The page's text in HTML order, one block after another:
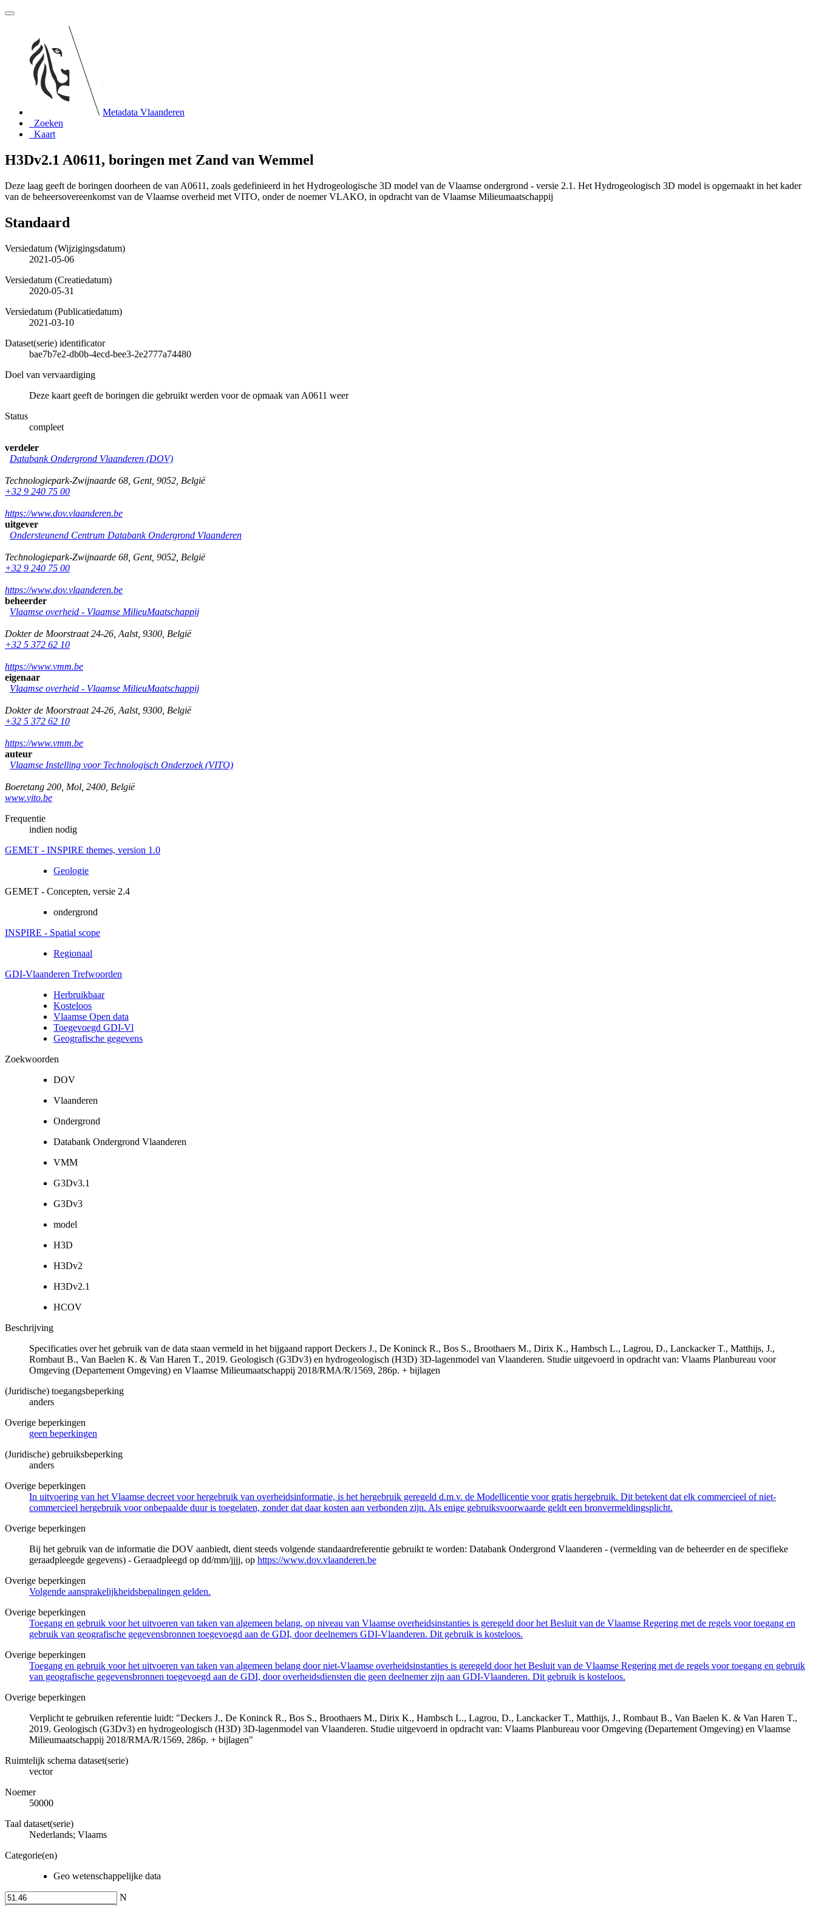
Metadata Vlaanderen
Zoeken
Kaart
H3Dv2.1 A0611, boringen met Zand van Wemmel
Deze laag geeft de boringen doorheen de van A0611, zoals gedefinieerd in het Hydrogeologische 3D model van de Vlaamse ondergrond - versie 2.1. Het Hydrogeologisch 3D model is opgemaakt in het kader
van de beheersovereenkomst van de Vlaamse overheid met VITO, onder de noemer VLAKO, in opdracht van de Vlaamse Milieumaatschappij
Standaard
Versiedatum (Wijzigingsdatum)
2021-05-06
Versiedatum (Creatiedatum)
2020-05-31
Versiedatum (Publicatiedatum)
2021-03-10
Dataset(serie) identificator
bae7b7e2-db0b-4ecd-bee3-2e2777a74480
Doel van vervaardiging
Deze kaart geeft de boringen die gebruikt werden voor de opmaak van A0611 weer
Status
compleet
verdeler
Databank Ondergrond Vlaanderen (DOV)
Technologiepark-Zwijnaarde 68 Gent, 9052 België
+32 9 240 75 00
https://www.dov.vlaanderen.be
uitgever
Ondersteunend Centrum Databank Ondergrond Vlaanderen
Technologiepark-Zwijnaarde 68 Gent, 9052 België
+32 9 240 75 00
https://www.dov.vlaanderen.be
beheerder
Vlaamse overheid - Vlaamse MilieuMaatschappij
Dokter de Moorstraat 24-26 Aalst, 9300 België
+32 5 372 62 10
https://www.vmm.be
eigenaar
Vlaamse overheid - Vlaamse MilieuMaatschappij
Dokter de Moorstraat 24-26 Aalst, 9300 België
+32 5 372 62 10
https://www.vmm.be
auteur
Vlaamse Instelling voor Technologisch Onderzoek (VITO)
Boeretang 200 Mol 2400 België
www.vito.be
Frequentie
indien nodig
GEMET - INSPIRE themes, version 1.0
Geologie
GEMET - Concepten, versie 2.4
ondergrond
INSPIRE - Spatial scope
Regionaal
GDI-Vlaanderen Trefwoorden
Herbruikbaar
Kosteloos
Vlaamse Open data
Toegevoegd GDI-Vl
Geografische gegevens
Zoekwoorden
DOV
Vlaanderen
Ondergrond
Databank Ondergrond Vlaanderen
VMM
G3Dv3.1
G3Dv3
model
H3D
H3Dv2
H3Dv2.1
HCOV
Beschrijving
Specificaties over het gebruik van de data staan vermeld in het bijgaand rapport Deckers J., De Koninck R., Bos S., Broothaers M., Dirix K., Hambsch L., Lagrou, D., Lanckacker T., Matthijs, J.,
Rombaut B., Van Baelen K. & Van Haren T., 2019. Geologisch (G3Dv3) en hydrogeologisch (H3D) 3D-lagenmodel van Vlaanderen. Studie uitgevoerd in opdracht van: Vlaams Planbureau voor
Omgeving (Departement Omgeving) en Vlaamse Milieumaatschappij 2018/RMA/R/1569, 286p. + bijlagen
(Juridische) toegangsbeperking
anders
Overige beperkingen
geen beperkingen
(Juridische) gebruiksbeperking
anders
Overige beperkingen
In uitvoering van het Vlaamse decreet voor hergebruik van overheidsinformatie, is het hergebruik geregeld d.m.v. de Modellicentie voor gratis hergebruik. Dit betekent dat elk commercieel of niet-
commercieel hergebruik voor onbepaalde duur is toegelaten, zonder dat daar kosten aan verbonden zijn. Als enige gebruiksvoorwaarde geldt een bronvermeldingsplicht.
Overige beperkingen
Bij het gebruik van de informatie die DOV aanbiedt, dient steeds volgende standaardreferentie gebruikt te worden: Databank Ondergrond Vlaanderen - (vermelding van de beheerder en de specifieke
geraadpleegde gegevens) - Geraadpleegd op dd/mm/jjjj, op https://www.dov.vlaanderen.be
Overige beperkingen
Volgende aansprakelijkheidsbepalingen gelden.
Overige beperkingen
Toegang en gebruik voor het uitvoeren van taken van algemeen belang, op niveau van Vlaamse overheidsinstanties is geregeld door het Besluit van de Vlaamse Regering met de regels voor toegang en
gebruik van geografische gegevensbronnen toegevoegd aan de GDI, door deelnemers GDI-Vlaanderen. Dit gebruik is kosteloos.
Overige beperkingen
Toegang en gebruik voor het uitvoeren van taken van algemeen belang door niet-Vlaamse overheidsinstanties is geregeld door het Besluit van de Vlaamse Regering met de regels voor toegang en gebruik
van geografische gegevensbronnen toegevoegd aan de GDI, door overheidsdiensten die geen deelnemer zijn aan GDI-Vlaanderen. Dit gebruik is kosteloos.
Overige beperkingen
Verplicht te gebruiken referentie luidt: "Deckers J., De Koninck R., Bos S., Broothaers M., Dirix K., Hambsch L., Lagrou, D., Lanckacker T., Matthijs, J., Rombaut B., Van Baelen K. & Van Haren T.,
2019. Geologisch (G3Dv3) en hydrogeologisch (H3D) 3D-lagenmodel van Vlaanderen. Studie uitgevoerd in opdracht van: Vlaams Planbureau voor Omgeving (Departement Omgeving) en Vlaamse
Milieumaatschappij 2018/RMA/R/1569, 286p. + bijlagen"
Ruimtelijk schema dataset(serie)
vector
Noemer
50000
Taal dataset(serie)
Nederlands; Vlaams
Categorie(en)
Geo wetenschappelijke data
N